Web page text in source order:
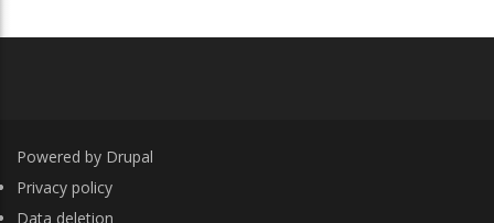
Powered by Drupal
FOOTER
Privacy policy
Data deletion